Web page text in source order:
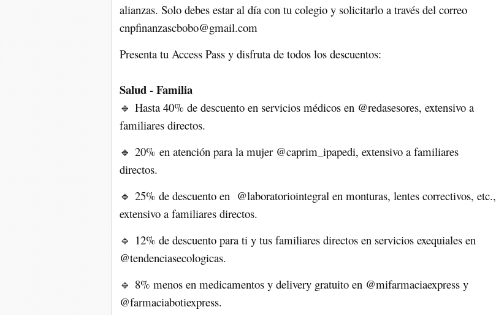
alianzas. Solo debes estar al día con tu colegio y solicitarlo a través del correo
cnpfinanzascbobo@gmail.com
Presenta tu Access Pass y disfruta de todos los descuentos:
Salud - Familia
🔹 Hasta 40% de descuento en servicios médicos en @redasesores, extensivo a
familiares directos.
🔹 20% en atención para la mujer @caprim_ipapedi, extensivo a familiares
directos.
🔹 25% de descuento en @laboratoriointegral en monturas, lentes correctivos, etc.,
extensivo a familiares directos.
🔹
12% de descuento para ti y tus familiares directos en servicios exequiales en
@tendenciasecologicas.
🔹 8% menos en medicamentos y delivery gratuito en @mifarmaciaexpress y
@farmaciabotiexpress.